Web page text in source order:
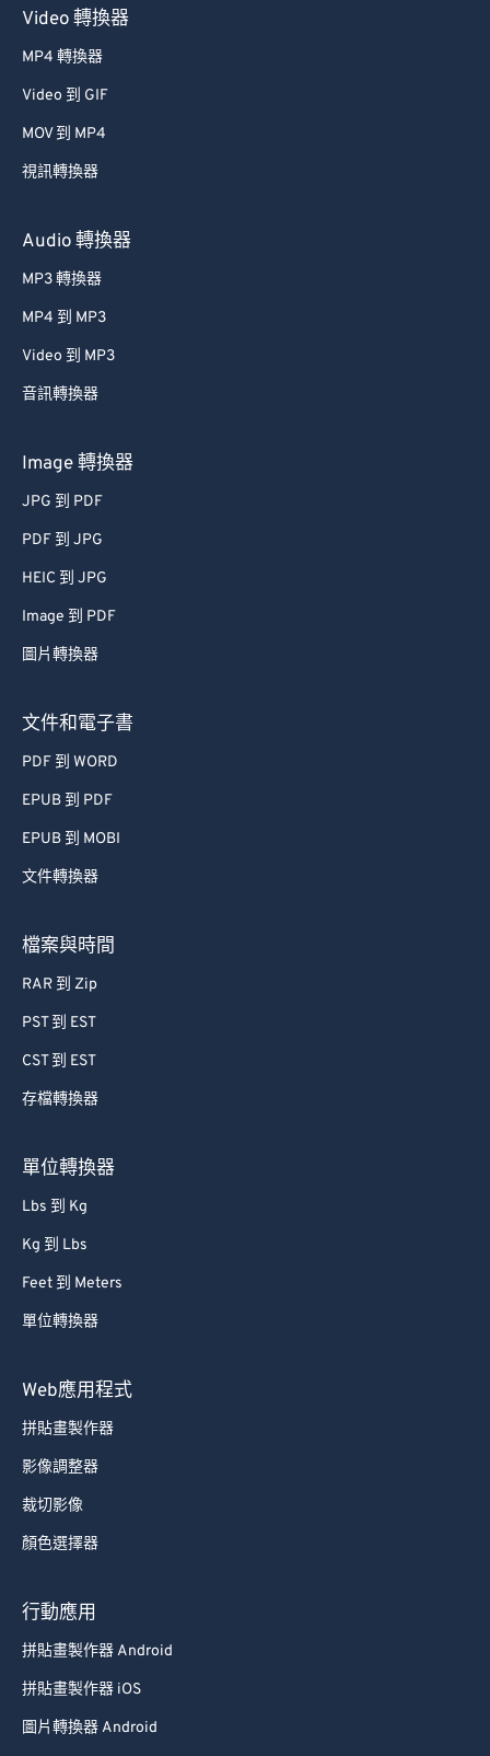
Video 轉換器
MP4 轉換器
Video 到 GIF
MOV 到 MP4
視訊轉換器
Audio 轉換器
MP3 轉換器
MP4 到 MP3
Video 到 MP3
音訊轉換器
Image 轉換器
JPG 到 PDF
PDF 到 JPG
HEIC 到 JPG
Image 到 PDF
圖片轉換器
文件和電子書
PDF 到 WORD
EPUB 到 PDF
EPUB 到 MOBI
文件轉換器
檔案與時間
RAR 到 Zip
PST 到 EST
CST 到 EST
存檔轉換器
單位轉換器
Lbs 到 Kg
Kg 到 Lbs
Feet 到 Meters
單位轉換器
Web應用程式
拼貼畫製作器
影像調整器
裁切影像
顏色選擇器
行動應用
拼貼畫製作器 Android
拼貼畫製作器 iOS
圖片轉換器 Android